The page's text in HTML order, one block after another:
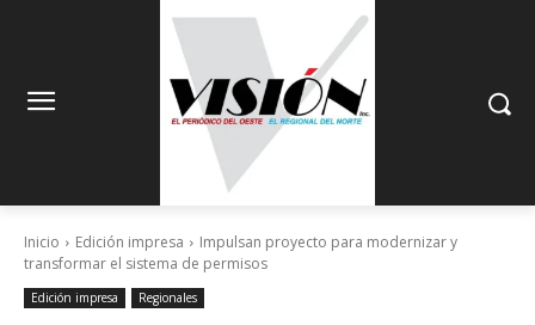
Inicio Edición impresa
Impulsan proyecto para modernizar y
transformar el sistema de permisos
Edición impresa Regionales